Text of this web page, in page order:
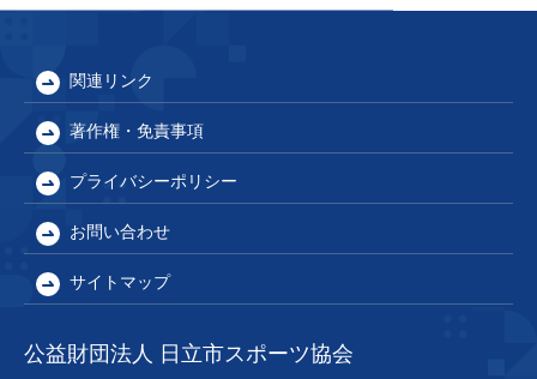
関連リンク
著作権・免責事項
プライバシーポリシー
お問い合わせ
サイトマップ
公益財団法人 日立市スポーツ協会